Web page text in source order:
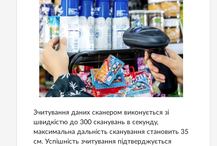
Зчитування даних сканером виконується зі
швидкістю до 300 сканувань в секунду,
максимальна дальність сканування становить 35
см. Успішність зчитування підтверджується